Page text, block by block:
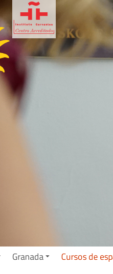
Granada Cursos de